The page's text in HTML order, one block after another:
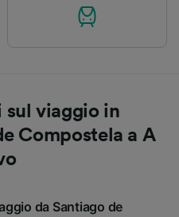
sul viaggio in
Compostela a A
da Santiago de